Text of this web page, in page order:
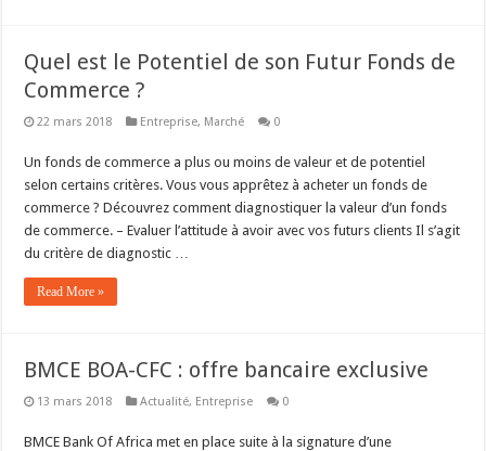
Quel est le Potentiel de son Futur Fonds de
Commerce ?
22 mars 2018 Entreprise, Marché 0
Un fonds de commerce a plus ou moins de valeur et de potentiel
selon certains critères. Vous vous apprêtez à acheter un fonds de
commerce ? Découvrez comment diagnostiquer la valeur d’un fonds
de commerce. – Evaluer l’attitude à avoir avec vos futurs clients Il s’agit
du critère de diagnostic …
Read More »
BMCE BOA-CFC : offre bancaire exclusive
13 mars 2018 Actualité, Entreprise 0
BMCE Bank Of Africa met en place suite à la signature d’une